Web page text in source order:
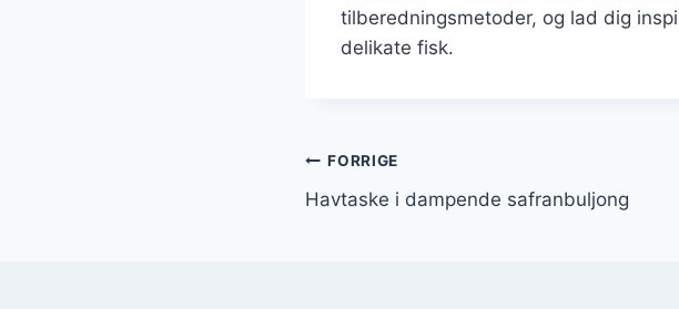
tilberedningsmetoder, og lad dig
delikate fisk.
Indlægsnavigation
FORRIGE
Havtaske i dampende safranbuljong